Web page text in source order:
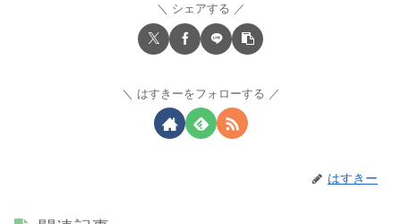
シェアする
はすきーをフォローする
はすきー